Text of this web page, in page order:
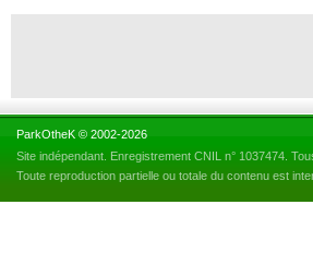
ParkOtheK © 2002-2026
Site indépendant. Enregistrement CNIL n° 1037474.
Toute reproduction partielle ou totale du contenu est